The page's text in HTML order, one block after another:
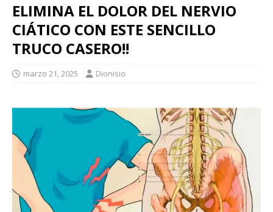
ELIMINA EL DOLOR DEL NERVIO
CIÁTICO CON ESTE SENCILLO
TRUCO CASERO!!
marzo 21, 2025 Dionisio